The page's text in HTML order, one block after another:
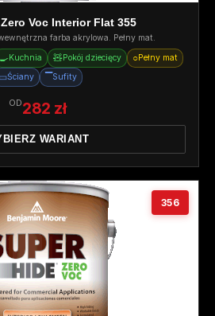
Voc Interior Flat 355
farba akrylowa. Pełny mat.
🍳Kuchnia 🧸Pokój dziecięcy ○Pełny mat
▭Ściany ▔Sufity
OD282 zł
WARIANT
356